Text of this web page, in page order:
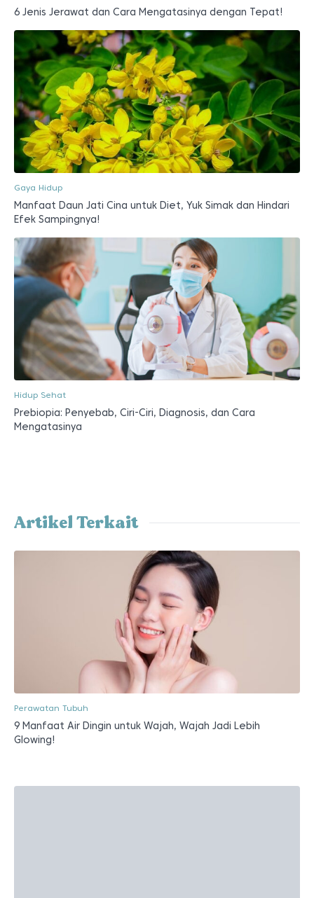
6 Jenis Jerawat dan Cara Mengatasinya dengan Tepat!
Gaya Hidup
Manfaat Daun Jati Cina untuk Diet, Yuk Simak dan Hindari
Efek Sampingnya!
Hidup Sehat
Prebiopia: Penyebab, Ciri-Ciri, Diagnosis, dan Cara
Mengatasinya
Artikel Terkait
Perawatan Tubuh
9 Manfaat Air Dingin untuk Wajah, Wajah Jadi Lebih
Glowing!